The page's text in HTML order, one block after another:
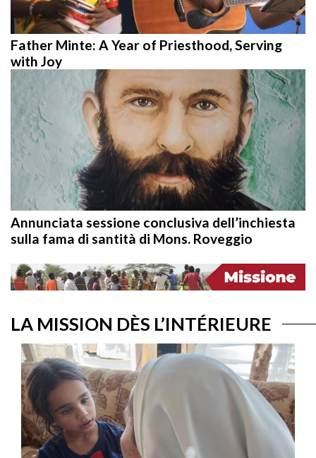
Father Minte: A Year of Priesthood, Serving
with Joy
Annunciata sessione conclusiva dell’inchiesta
sulla fama di santità di Mons. Roveggio
LA MISSION DÈS L’INTÉRIEURE